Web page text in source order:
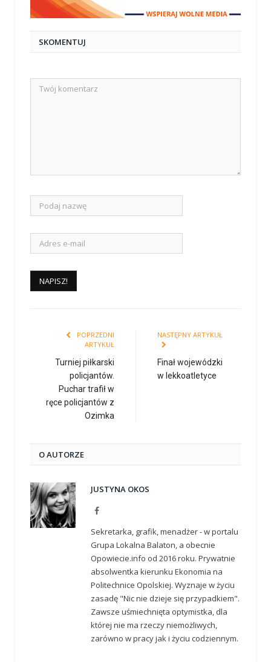
SKOMENTUJ
POPRZEDNI
ARTYKUŁ
Turniej piłkarski
policjantów.
Puchar trafił w
ręce policjantów z
Ozimka
NASTĘPNY ARTYKUŁ
Finał wojewódzki
w lekkoatletyce
O AUTORZE
JUSTYNA OKOS
Facebook
Sekretarka, grafik, menadżer - w portalu
Grupa Lokalna Balaton, a obecnie
Opowiecie.info od 2016 roku. Prywatnie
absolwentka kierunku Ekonomia na
Politechnice Opolskiej. Wyznaje w życiu
zasadę "Nic nie dzieje się przypadkiem".
Zawsze uśmiechnięta optymistka, dla
której nie ma rzeczy niemożliwych,
zarówno w pracy jak i życiu codziennym.